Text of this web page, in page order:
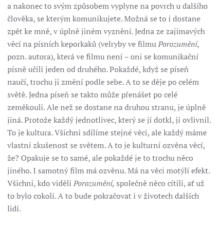
a nakonec to svým způsobem vyplyne na povrch u dalšího
člověka, se kterým komunikujete. Možná se to i dostane
zpět ke mně, v úplně jiném vyznění. Jedna ze zajímavých
věcí na písních keporkaků (velryby ve filmuPorozumění,
pozn. autora), která ve filmu není – oni se komunikační
písně učili jeden od druhého. Pokaždé, když se píseň
naučí, trochu ji změní podle sebe. A to se děje po celém
světě. Jedna píseň se takto může přenášet po celé
zeměkouli. Ale než se dostane na druhou stranu, je úplně
jiná. Protože každý jednotlivec, který se jí dotkl, ji ovlivnil.
To je kultura. Všichni sdílíme stejné věci, ale každý máme
vlastní zkušenost se světem. A to je kulturní ozvěna věcí,
že? Opakuje se to samé, ale pokaždé je to trochu něco
jiného. I samotný film má ozvěnu. Má na věci motýlí efekt.
Všichni, kdo viděli Porozumění, společně něco cítili, ať už
to bylo cokoli. A to bude pokračovat i v životech dalších
lidí.